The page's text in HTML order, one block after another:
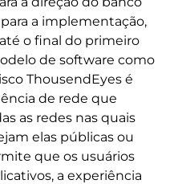
a implementação,
o final do primeiro
de software como
ThousendEyes é
de rede que
as redes nas quais
elas públicas ou
que os usuários
a experiência